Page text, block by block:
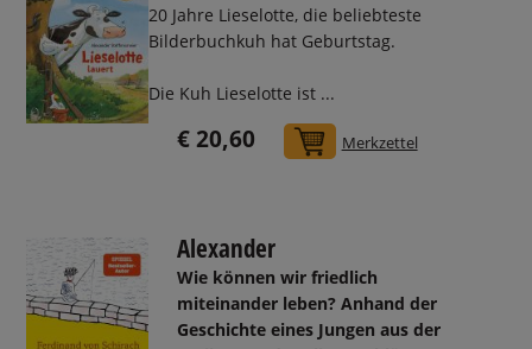
20 Jahre Lieselotte, die beliebteste
Bilderbuchkuh hat Geburtstag.
Die Kuh Lieselotte ist ...
€ 20,60 In den Warenkorb
Merkzettel
Alexander
Wie können wir friedlich
miteinander leben? Anhand der
Geschichte eines Jungen aus der